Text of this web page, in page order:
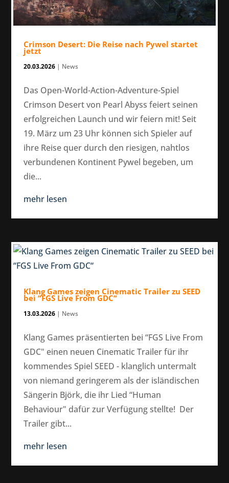
Crimson Desert: Die Reise nach Pywel startet
jetzt
20.03.2026 | News
Das Open-World-Action-Adventure-Spiel
Crimson Desert von Pearl Abyss feiert seinen
erfolgreichen Launch und wir feiern mit! Seit
19. März um 23 Uhr können sich Spieler auf
ihre Reise quer durch den riesigen, nahtlos
verbundenen Kontinent Pywel begeben, um
die...
mehr lesen
Klang Games zeigen Cinematic Trailer zu SEED
bei “FGS Live From GDC“
13.03.2026 | News
Klang Games präsentierten bei “FGS Live From
GDC" einen neuen Cinematic Trailer für ihr
kommendes Spiel SEED - klanglich untermalt
von niemand geringerem als der isländischen
Sängerin Björk, die ihr Lied “Human
Behaviour" dafür zur Verfügung stellte! Der
Trailer gibt...
mehr lesen